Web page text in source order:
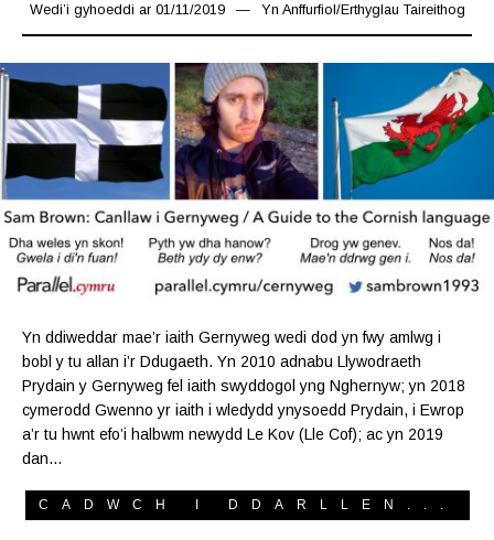
Wedi’i gyhoeddi ar 01/11/201908/11/2019
Yn Anffurfiol/Erthyglau Taireithog
Yn ddiweddar mae’r iaith Gernyweg wedi dod yn fwy amlwg i
bobl y tu allan i’r Ddugaeth. Yn 2010 adnabu Llywodraeth
Prydain y Gernyweg fel iaith swyddogol yng Nghernyw; yn 2018
cymerodd Gwenno yr iaith i wledydd ynysoedd Prydain, i Ewrop
a’r tu hwnt efo’i halbwm newydd Le Kov (Lle Cof); ac yn 2019
dan…
CADWCH I DDARLLEN...